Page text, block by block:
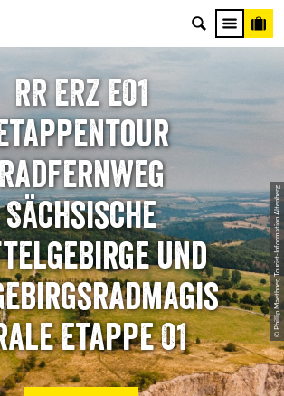
© Phillip Maethner, Tourist-Information Altenberg
RR ERZ E01
Radfernweg
Sächsische
und
Etappe 01